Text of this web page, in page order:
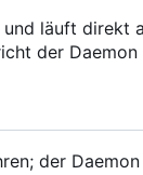
läuft direkt
der
der